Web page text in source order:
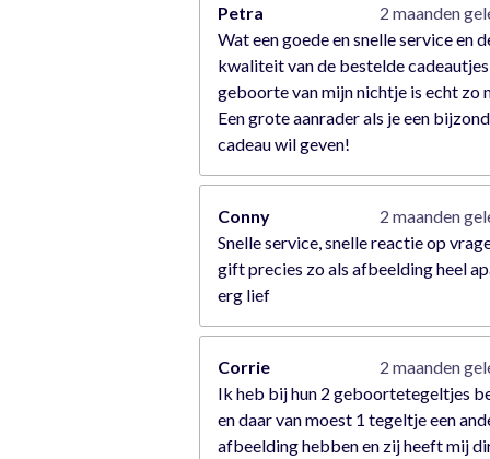
Petra
2 maanden
Wat een goede en snelle service en
kwaliteit van de bestelde
geboorte van mijn nichtje is echt zo
Een grote aanrader als je een
cadeau wil geven!
Conny
2 maanden
Snelle service, snelle reactie op
gift precies zo als afbeelding heel
erg lief
Corrie
2 maanden
Ik heb bij hun 2 geboortetegeltjes
en daar van moest 1 tegeltje een
afbeelding hebben en zij heeft mij